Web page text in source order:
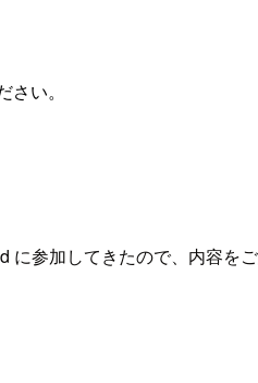
い。
参加してきたので、内容をご